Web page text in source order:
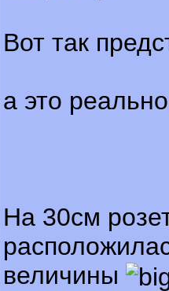
Вот так
а это
На 30см
величины